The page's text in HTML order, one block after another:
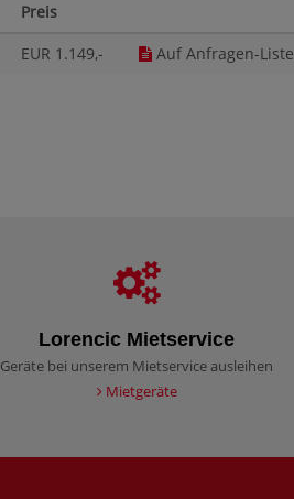
Preis
EUR 1.149,- Auf Anfragen-Liste
Lorencic Mietservice
Geräte bei unserem Mietservice ausleihen
Mietgeräte